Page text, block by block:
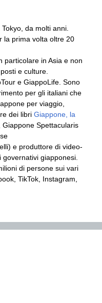
da molti anni.
la prima volta oltre 20
particolare in Asia e non
e culture.
e GiappoLife. Sono
per gli italiani che
per viaggio,
dei libri Giappone, la
, Giappone Spettacularis
e produttore di video-
giapponesi.
di persone sui vari
TikTok, Instagram,